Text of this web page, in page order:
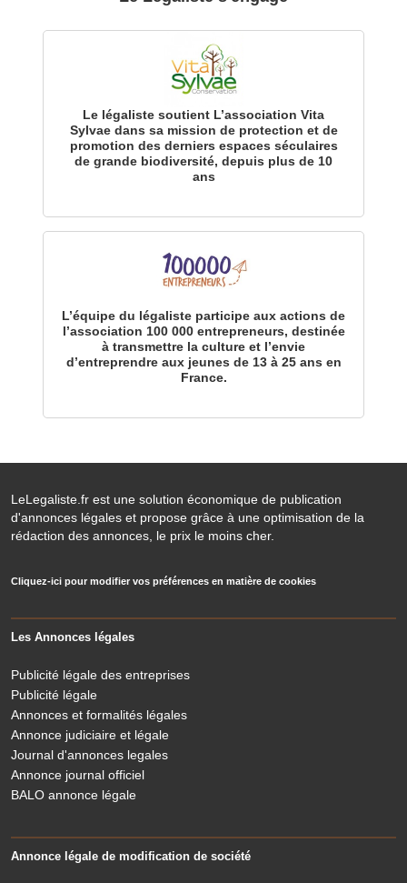
Le légaliste soutient L’association Vita
Sylvae dans sa mission de protection et de
promotion des derniers espaces séculaires
de grande biodiversité, depuis plus de 10
ans
L’équipe du légaliste participe aux actions de
l’association 100 000 entrepreneurs, destinée
à transmettre la culture et l’envie
d’entreprendre aux jeunes de 13 à 25 ans en
France.
LeLegaliste.fr est une solution économique de publication
d'annonces légales et propose grâce à une optimisation de la
rédaction des annonces, le prix le moins cher.
Cliquez-ici pour modifier vos préférences en matière de cookies
Les Annonces légales
Publicité légale des entreprises
Publicité légale
Annonces et formalités légales
Annonce judiciaire et légale
Journal d'annonces legales
Annonce journal officiel
BALO annonce légale
Annonce légale de modification de société